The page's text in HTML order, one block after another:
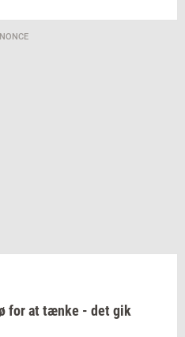
for at tænke - det gik